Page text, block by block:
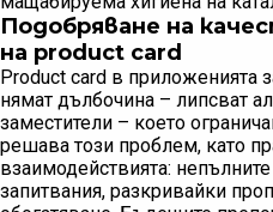
Подобряване на
на product card
Product card в приложенията
нямат дълбочина – липсват
заместители – което
решава този проблем, като
взаимодействията:
запитвания, разкривайки